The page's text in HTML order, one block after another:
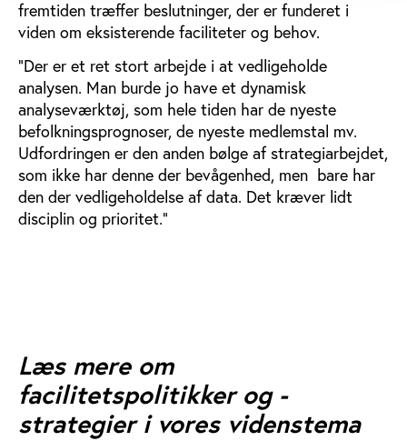
fremtiden træffer beslutninger, der er funderet i
viden om eksisterende faciliteter og behov.
”Der er et ret stort arbejde i at vedligeholde
analysen. Man burde jo have et dynamisk
analyseværktøj, som hele tiden har de nyeste
befolkningsprognoser, de nyeste medlemstal mv.
Udfordringen er den anden bølge af strategiarbejdet,
som ikke har denne der bevågenhed, men bare har
den der vedligeholdelse af data. Det kræver lidt
disciplin og prioritet.”
Læs mere om
facilitetspolitikker og -
strategier i vores videnstema